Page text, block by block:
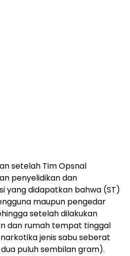
setelah Tim Opsnal
penyelidikan dan
yang didapatkan bahwa (ST)
maupun pengedar
setelah dilakukan
dan rumah tempat tinggal
jenis sabu seberat
puluh sembilan gram).